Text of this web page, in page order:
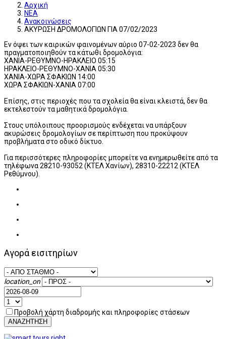
Αρχική
ΝΕΑ
Ανακοινώσεις
ΑΚΥΡΩΣΗ ΔΡΟΜΟΛΟΓΙΩΝ ΓΙΑ 07/02/2023
Εν όψει των καιρικών φαινομένων αύριο 07-02-2023 δεν θα
πραγματοποιηθούν τα κάτωθι δρομολόγια:
XANIA-ΡΕΘΥΜΝΟ-ΗΡΑΚΛΕΙΟ 05:15
ΗΡΑΚΛΕΙΟ-ΡΕΘΥΜΝΟ-ΧΑΝΙΑ 05:30
ΧΑΝΙΑ-ΧΩΡΑ ΣΦΑΚΙΩΝ 14:00
ΧΩΡΑ ΣΦΑΚΙΩΝ-ΧΑΝΙΑ 07:00
Επίσης, στις περιοχές που τα σχολεία θα είναι κλειστά, δεν θα
εκτελεστούν τα μαθητικά δρομολόγια.
Στους υπόλοιπους προορισμούς ενδέχεται να υπάρξουν
ακυρώσεις δρομολογίων σε περίπτωση που προκύψουν
προβλήματα στο οδικό δίκτυο.
Για περισσότερες πληροφορίες μπορείτε να ενημερωθείτε από τα
τηλέφωνα 28210-93052 (ΚΤΕΛ Χανίων), 28310-22212 (ΚΤΕΛ
Ρεθύμνου).
Αγορά εισιτηρίων
location_on
Προβολή χάρτη διαδρομής και πληροφορίες στάσεων
ΑΝΑΖΗΤΗΣΗ